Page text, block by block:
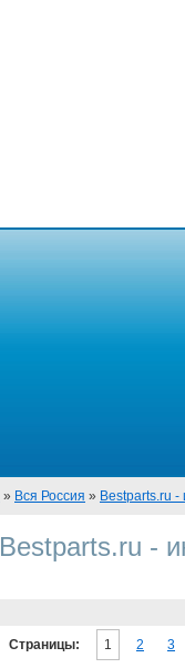
» Вся Россия » Bestparts.ru -
Bestparts.ru -
Страницы: 1 2 3